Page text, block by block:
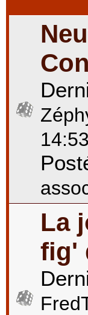
14:53
La
fig'